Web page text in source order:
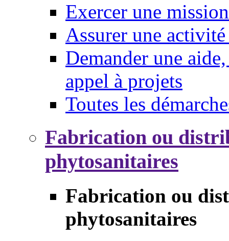
Exercer une mission
Assurer une
Demander une
appel à projets
Toutes les
Fabrication ou
phytosanitaires
Fabrication ou
phytosanitaires